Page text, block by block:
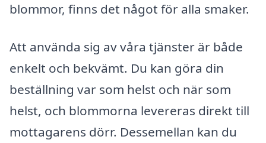
blommor, finns det något för alla smaker.
Att använda sig av våra tjänster är både
enkelt och bekvämt. Du kan göra din
beställning var som helst och när som
helst, och blommorna levereras direkt till
mottagarens dörr. Dessemellan kan du